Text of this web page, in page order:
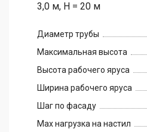
3,0 м, H = 20 м
Диаметр трубы
Максимальная высота
Высота рабочего яруса
Ширина рабочего яруса
Шаг по фасаду
Max нагрузка на настил